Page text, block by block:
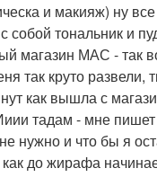
и макияж) ну
собой тональник и
магазин МАС - так
так круто развели,
как вышла с
тадам - мне
нужно и что бы я
до жирафа